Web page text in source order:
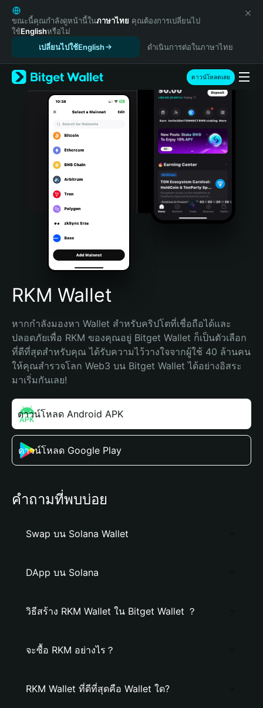
English
日本語
Tiếng Việt
Español (Latinoamérica)
Türkçe
Italiano
Português (Portugal)
Bahasa Indonesia
Português (Brasil)
Español (Argentina)
ขณะนี้คุณกำลังดูหน้านี้ในภาษาไทย คุณต้องการเปลี่ยนไป
ใช้Englishหรือไม่
เปลี่ยนไปใช้English
ดำเนินการต่อในภาษาไทย
ดาวน์โหลดเลย
RKM Wallet
หากกำลังมองหา Wallet สำหรับคริปโตที่เชื่อถือได้และ
ปลอดภัยเพื่อ RKM ของคุณอยู่ Bitget Wallet ก็เป็นตัวเลือก
ที่ดีที่สุดสำหรับคุณ ได้รับความไว้วางใจจากผู้ใช้ 40 ล้านคน
ให้คุณสำรวจโลก Web3 บน Bitget Wallet ได้อย่างอิสระ
มาเริ่มกันเลย!
ดาวน์โหลด Android APK
ดาวน์โหลด Google Play
คำถามที่พบบ่อย
Swap บน Solana Wallet
DApp บน Solana
วิธีสร้าง RKM Wallet ใน Bitget Wallet ？
จะซื้อ RKM อย่างไร？
RKM Wallet ที่ดีที่สุดคือ Wallet ใด?